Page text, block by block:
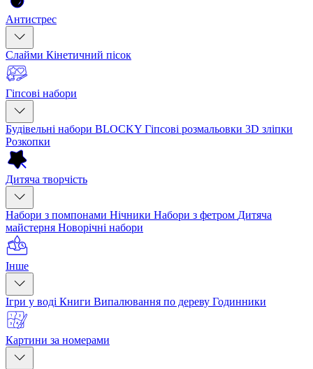
Антистрес
Слайми Кінетичний пісок
Гіпсові набори
Будівельні набори BLOCKY Гіпсові розмальовки 3D зліпки
Розкопки
Дитяча творчість
Набори з помпонами Нічники Набори з фетром Дитяча
майстерня Новорічні набори
Інше
Ігри у воді Книги Випалювання по дереву Годинники
Картини за номерами